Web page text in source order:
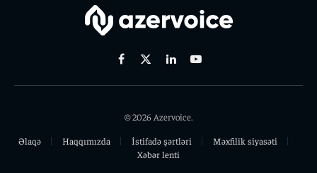
Facebook
X
LinkedinYoutube
© 2026 Azervoice.
Əlaqə
Haqqımızda İstifadə şərtləri
Məxfilik siyasəti
Xəbər lenti